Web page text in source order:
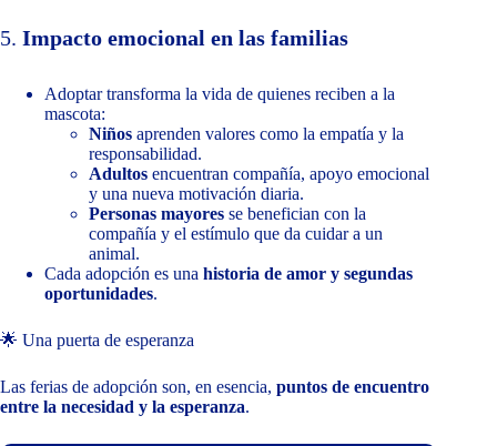
5. Impacto emocional en las familias
Adoptar transforma la vida de quienes reciben a la
mascota:
Niños aprenden valores como la empatía y la
responsabilidad.
Adultos encuentran compañía, apoyo emocional
y una nueva motivación diaria.
Personas mayores se benefician con la
compañía y el estímulo que da cuidar a un
animal.
Cada adopción es una historia de amor y segundas
oportunidades.
🌟 Una puerta de esperanza
Las ferias de adopción son, en esencia, puntos de encuentro
entre la necesidad y la esperanza.